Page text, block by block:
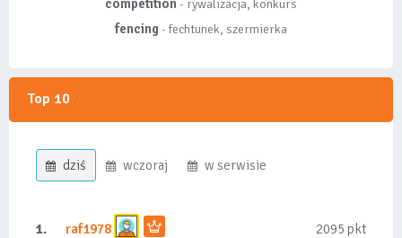
competition- rywalizacja, konkurs
fencing- fechtunek, szermierka
Top 10
dziś wczoraj w serwisie
1. raf1978 2095 pkt